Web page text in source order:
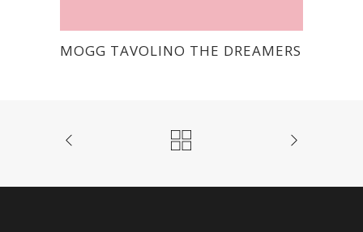
MOGG TAVOLINO THE DREAMERS